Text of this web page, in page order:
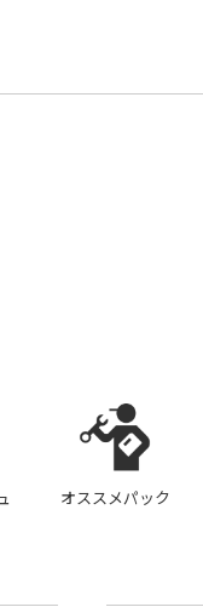
オススメパック